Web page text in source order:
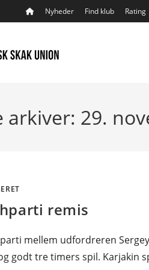
Nyheder Find klub Rating
arkiver: 29.
remis
mellem udfordreren
godt tre timers spil. Karjakin